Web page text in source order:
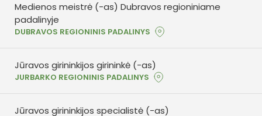
Medienos meistrė (-as) Dubravos regioniniame
padalinyje
DUBRAVOS REGIONINIS PADALINYS
Jūravos girininkijos girininkė (-as)
JURBARKO REGIONINIS PADALINYS
Jūravos girininkijos specialistė (-as)